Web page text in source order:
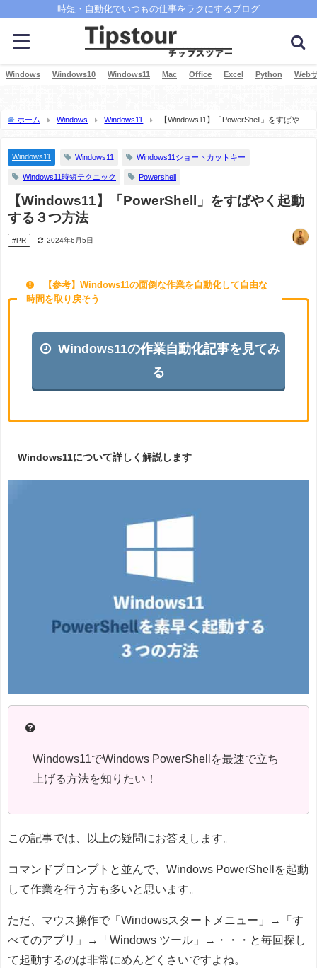
時短・自動化でいつもの仕事をラクにするブログ
Windows Windows10 Windows11 Mac Office Excel Python Web
ホーム Windows Windows11
【Windows11】「PowerShell」をすばやく
Windows11 Windows11 Windows11ショートカットキー
Windows11時短テクニック Powershell
【Windows11】「PowerShell」をすばやく起動
する３つ方法
#PR 2024年6月5日
【参考】Windows11の面倒な作業を自動化して自由な
時間を取り戻そう
Windows11の作業自動化記事を見てみ
る
Windows11について詳しく解説します
Windows11でWindows PowerShellを最速で立ち
上げる方法を知りたい！
この記事では、以上の疑問にお答えします。
コマンドプロンプトと並んで、Windows PowerShellを起動
して作業を行う方も多いと思います。
ただ、マウス操作で「Windowsスタートメニュー」→「す
べてのアプリ」→「Windows ツール」→・・・と毎回探し
て起動するのは非常にめんどくさいですよね。